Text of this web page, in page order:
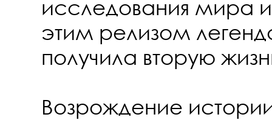
исследования мира
этим релизом
получила вторую
Возрождение